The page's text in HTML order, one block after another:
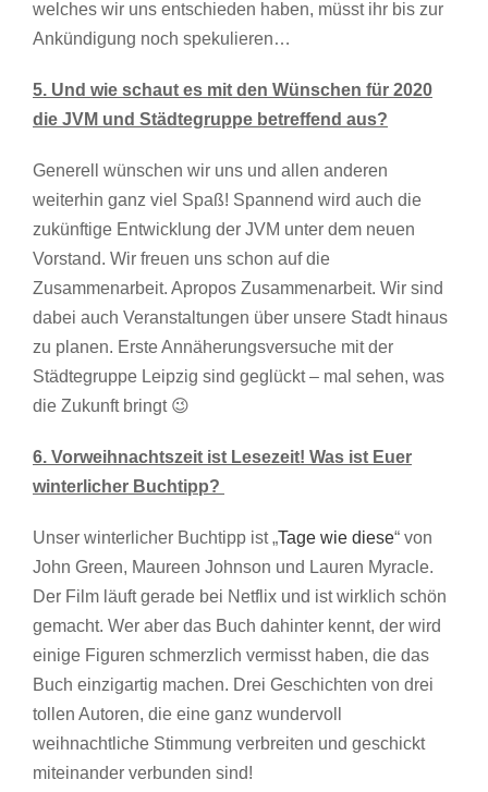
welches wir uns entschieden haben, müsst ihr bis zur
Ankündigung noch spekulieren…
5. Und wie schaut es mit den Wünschen für 2020
die JVM und Städtegruppe betreffend aus?
Generell wünschen wir uns und allen anderen
weiterhin ganz viel Spaß! Spannend wird auch die
zukünftige Entwicklung der JVM unter dem neuen
Vorstand. Wir freuen uns schon auf die
Zusammenarbeit. Apropos Zusammenarbeit. Wir sind
dabei auch Veranstaltungen über unsere Stadt hinaus
zu planen. Erste Annäherungsversuche mit der
Städtegruppe Leipzig sind geglückt – mal sehen, was
die Zukunft bringt 😉
6. Vorweihnachtszeit ist Lesezeit! Was ist Euer
winterlicher Buchtipp?
Unser winterlicher Buchtipp ist „Tage wie diese“ von
John Green, Maureen Johnson und Lauren Myracle.
Der Film läuft gerade bei Netflix und ist wirklich schön
gemacht. Wer aber das Buch dahinter kennt, der wird
einige Figuren schmerzlich vermisst haben, die das
Buch einzigartig machen. Drei Geschichten von drei
tollen Autoren, die eine ganz wundervoll
weihnachtliche Stimmung verbreiten und geschickt
miteinander verbunden sind!